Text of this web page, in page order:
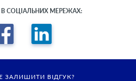
СОЦІАЛЬНИХ МЕРЕЖАХ:
ЗАЛИШИТИ ВІДГУК?